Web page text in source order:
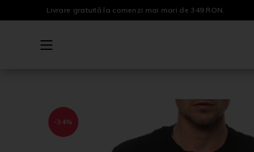
Livrare gratuită la comenzi mai mari de 349 RON.
-34%